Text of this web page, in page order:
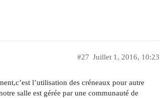
Juillet 1, 2016, 10:23
#27
l’utilisation des créneaux pour autre
salle est gérée par une communauté de